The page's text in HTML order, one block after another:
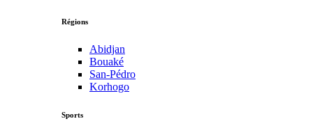
Régions
Abidjan
Bouaké
San-Pédro
Korhogo
Sports